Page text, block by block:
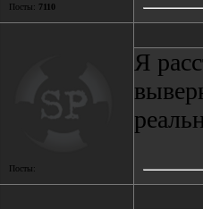
Посты: 7110
Посты:
Я